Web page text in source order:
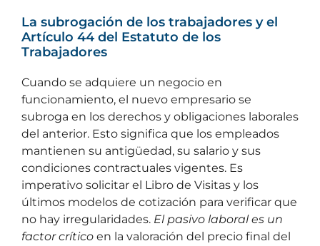
La subrogación de los trabajadores y el
Artículo 44 del Estatuto de los
Trabajadores
Cuando se adquiere un negocio en
funcionamiento, el nuevo empresario se
subroga en los derechos y obligaciones laborales
del anterior. Esto significa que los empleados
mantienen su antigüedad, su salario y sus
condiciones contractuales vigentes. Es
imperativo solicitar el Libro de Visitas y los
últimos modelos de cotización para verificar que
no hay irregularidades. El pasivo laboral es un
factor crítico en la valoración del precio final del